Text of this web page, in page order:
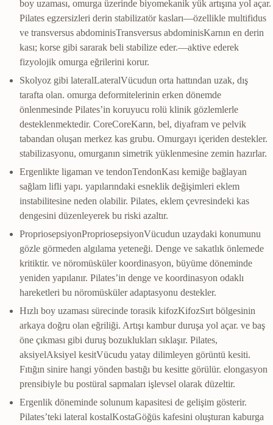
boy uzaması, omurga üzerinde biyomekanik yük artışına yol açar.
Pilates egzersizleri derin stabilizatör kasları—özellikle multifidus
ve transversus abdominisTransversus abdominisKarnın en derin
kası; korse gibi sararak beli stabilize eder.—aktive ederek
fizyolojik omurga eğrilerini korur.
Skolyoz gibi lateralLateralVücudun orta hattından uzak, dış
tarafta olan. omurga deformitelerinin erken dönemde
önlenmesinde Pilates’in koruyucu rolü klinik gözlemlerle
desteklenmektedir. CoreCoreKarın, bel, diyafram ve pelvik
tabandan oluşan merkez kas grubu. Omurgayı içeriden destekler.
stabilizasyonu, omurganın simetrik yüklenmesine zemin hazırlar.
Ergenlikte ligaman ve tendonTendonKası kemiğe bağlayan
sağlam lifli yapı. yapılarındaki esneklik değişimleri eklem
instabilitesine neden olabilir. Pilates, eklem çevresindeki kas
dengesini düzenleyerek bu riski azaltır.
PropriosepsiyonPropriosepsiyonVücudun uzaydaki konumunu
gözle görmeden algılama yeteneği. Denge ve sakatlık önlemede
kritiktir. ve nöromüsküler koordinasyon, büyüme döneminde
yeniden yapılanır. Pilates’in denge ve koordinasyon odaklı
hareketleri bu nöromüsküler adaptasyonu destekler.
Hızlı boy uzaması sürecinde torasik kifozKifozSırt bölgesinin
arkaya doğru olan eğriliği. Artışı kambur duruşa yol açar. ve baş
öne çıkması gibi duruş bozuklukları sıklaşır. Pilates,
aksiyelAksiyel kesitVücudu yatay dilimleyen görüntü kesiti.
Fıtığın sinire hangi yönden bastığı bu kesitte görülür. elongasyon
prensibiyle bu postüral sapmaları işlevsel olarak düzeltir.
Ergenlik döneminde solunum kapasitesi de gelişim gösterir.
Pilates’teki lateral kostalKostaGöğüs kafesini oluşturan kaburga